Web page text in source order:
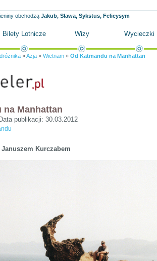
obchodzą Jakub, Sława, Sykstus, Felicysym
Bilety Lotnicze Wizy Wycieczki
»Azja » Wietnam » Od Katmandu na Manhattan
na Manhattan
Data publikacji: 30.03.2012
Kurczabem